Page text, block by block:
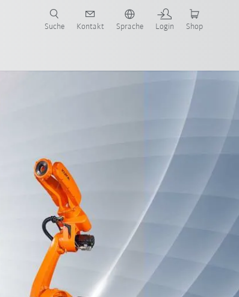
Suche Kontakt Sprache Login Shop